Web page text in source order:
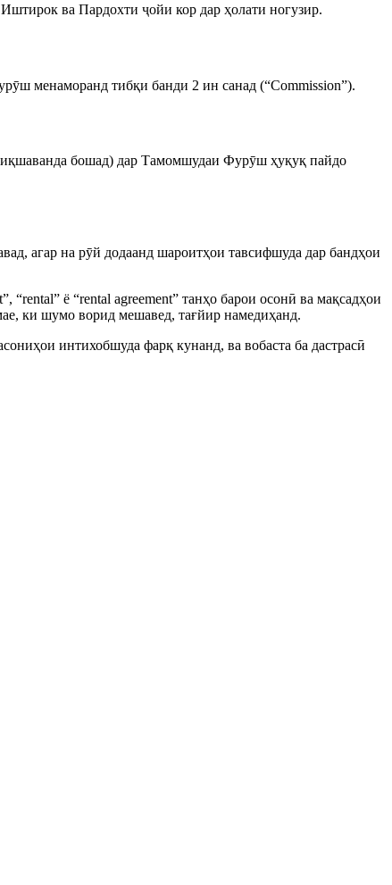
ва Пардохти ҷойи кор дар ҳолати ногузир.
менаморанд тибқи банди 2 ин санад (“Commission”).
бошад) дар Тамомшудаи Фурӯш ҳуқуқ пайдо
агар на рӯй додаанд шароитҳои тавсифшуда дар бандҳои
ё “rental agreement” танҳо барои осонӣ ва мақсадҳои
ки шумо ворид мешавед, тағйир намедиҳанд.
интихобшуда фарқ кунанд, ва вобаста ба дастрасӣ